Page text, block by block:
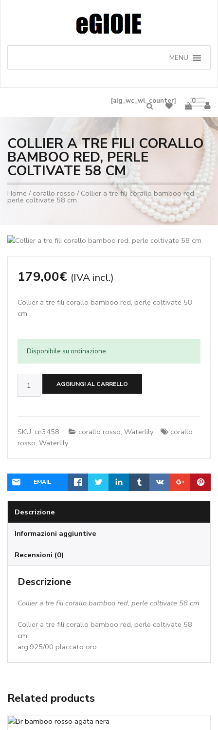
MENU
[alg_wc_wl_counter] 0
COLLIER A TRE FILI CORALLO
BAMBOO RED, PERLE
COLTIVATE 58 CM
Home / corallo rosso / Collier a tre fili corallo bamboo red,
perle coltivate 58 cm
179,00€ (IVA incl.)
Collier a tre fili corallo bamboo red, perle coltivate 58
cm
Disponibile su ordinazione
bamboo
red,
perle
58
cm
quantità
AGGIUNGI AL CARRELLO
SKU: cn3458 corallo rosso, Waterlily
corallo
rosso, Waterlily
EMAIL
Descrizione
Informazioni aggiuntive
Recensioni (0)
Descrizione
Collier a tre fili corallo bamboo red, perle coltivate 58 cm
Collier a tre fili corallo bamboo red, perle coltivate 58
cm
arg.925/00 placcato oro
Related products